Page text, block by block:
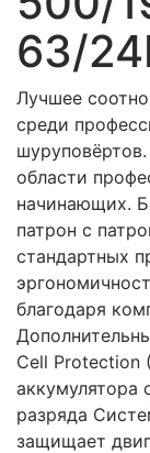
63/
Лучшее
среди
области
начинающих.
патрон с
стандартных
благодаря
Cell Protection
аккумулятора
разряда
защищает